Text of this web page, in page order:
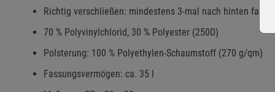
Richtig verschließen: mindestens 3-mal nach hinten falten
70 % Polyvinylchlorid, 30 % Polyester (250D)
Polsterung: 100 % Polyethylen-Schaumstoff (270 g/qm)
Fassungsvermögen: ca. 35 l